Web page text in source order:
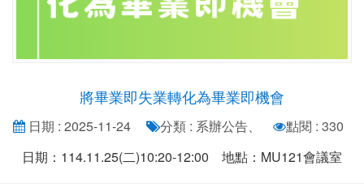
將畢業即失業轉化為畢業即機會
日期 : 2025-11-24 分類 : 系辦公告、
點閱 : 330
日期：114.11.25(二)10:20-12:00 地點：MU121會議室